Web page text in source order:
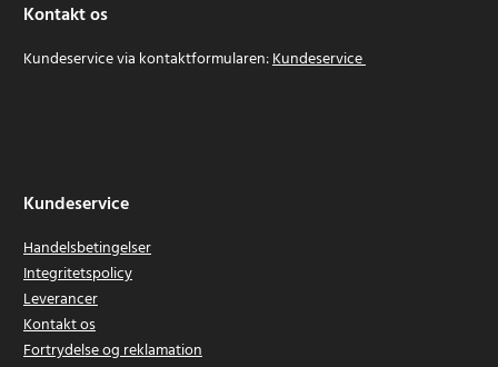
Kontakt os
Kundeservice via kontaktformularen:Kundeservice
Kundeservice
Handelsbetingelser
Integritetspolicy
Leverancer
Kontakt os
Fortrydelse og reklamation